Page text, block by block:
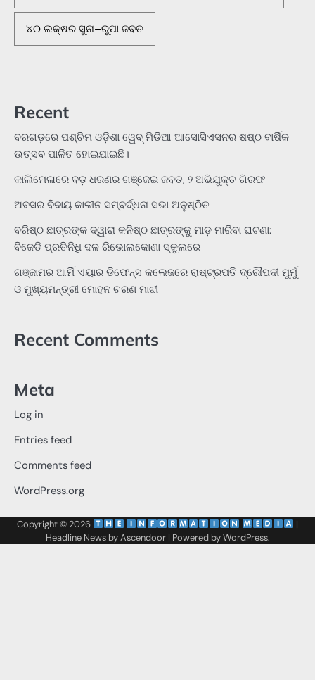
୪୦ ଲକ୍ଷର ସୁନା–ରୁପା ଜବତ
Recent
ବରଗଡ଼ରେ ପଶ୍ଚିମ ଓଡ଼ିଶା ୱେବ୍ ମିଡିଆ ଆସୋସିଏସନର ଷଷ୍ଠ ବାର୍ଷିକ
ଉତ୍ସବ ପାଳିତ ହୋଇଯାଇଛି।
କାଲିମେଳାରେ ବଡ଼ ଧରଣର ଗଞ୍ଜେଇ ଜବତ, ୨ ଅଭିଯୁକ୍ତ ଗିରଫ
ଅବସର ବିଦାୟ କାଳୀନ ସମ୍ବର୍ଦ୍ଧନା ସଭା ଅନୁଷ୍ଠିତ
ବରିଷ୍ଠ ଛାତ୍ରଙ୍କ ଦ୍ୱାରା କନିଷ୍ଠ ଛାତ୍ରଙ୍କୁ ମାଡ଼ ମାରିବା ଘଟଣା:
ବିଜେଡି ପ୍ରତିନିଧି ଦଳ ରିଭୋଲକୋଣା ସ୍କୁଲରେ
ଗଞ୍ଜାମର ଆର୍ମି ଏୟାର ଡିଫେନ୍ସ କଲେଜରେ ରାଷ୍ଟ୍ରପତି ଦ୍ରୌପଦୀ ମୁର୍ମୁ
ଓ ମୁଖ୍ୟମନ୍ତ୍ରୀ ମୋହନ ଚରଣ ମାଝୀ
Recent Comments
Meta
Log in
Entries feed
Comments feed
WordPress.org
Copyright © 2026
|
Headline News byAscendoor| Powered byWordPress.